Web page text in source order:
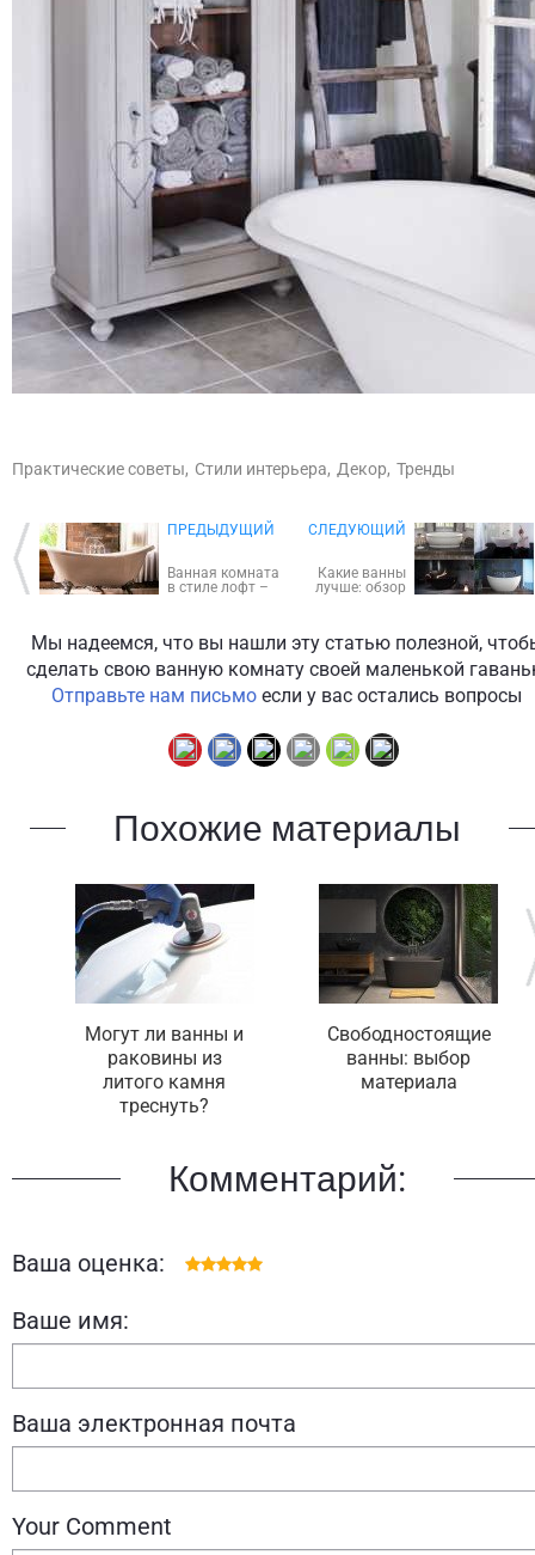
Практические советы, Стили интерьера, Декор, Тренды
ПРЕДЫДУЩИЙ
Ванная комната
в стиле лофт –
варианты
CЛЕДУЮЩИЙ
Какие ванны
лучше: обзор
популярных
материалов
Мы надеемся, что вы нашли эту статью полезной,
сделать свою ванную комнату своей маленькой
Отправьте нам письмо если у вас остались вопросы
Похожие материалы
Могут ли ванны и
раковины из
литого камня
треснуть?
Свободностоящие
ванны: выбор
материала
Комментарий:
Ваша оценка:
Ваше имя:
Ваша электронная почта
Your Comment